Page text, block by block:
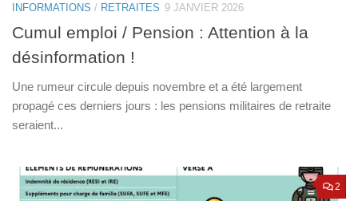
INFORMATIONS / RETRAITES 9 JANVIER 2026
Cumul emploi / Pension : Attention à la
désinformation !
Une rumeur circule depuis novembre et a été largement
propagé ces derniers jours : les pensions militaires de retraite
seraient...
2